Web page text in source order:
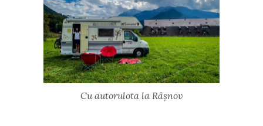
Cu autorulota la Râșnov